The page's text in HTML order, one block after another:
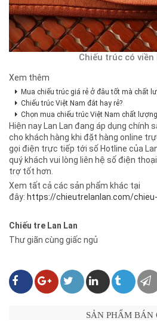
Chiếu trúc có
Xem thêm
Mua chiếu trúc giá rẻ ở đâu tốt mà chất
Chiếu trúc Việt Nam đắt hay rẻ?
Chọn mua chiếu trúc Việt Nam chất
Hiện nay Lan Lan đang áp dụng chính
cho khách hàng khi đặt hàng online
gọi điện trực tiếp tới số Hotline của
quý khách vui lòng liên hệ số điện
trợ tốt hơn.
Xem tất cả các sản phẩm khác tại
đây: https://chieutrelanlan.com/
Chiếu tre Lan Lan
Thư giãn cùng giấc ngủ
SẢN PHẨM BÁN